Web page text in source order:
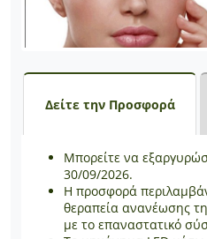
Previous
Δείτε την Προσφορά
Μπορείτε να
30/09/2026.
Η προσφορά
θεραπεία ανανέωσης
με το επαναστατικό